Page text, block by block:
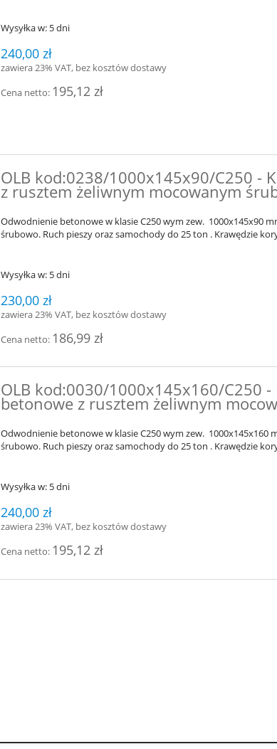
962,00 zł
do koszyka
Wysyłka w: 5 dni
240,00 zł
zawiera 23% VAT, bez kosztów dostawy
Cena netto: 195,12 zł
OLB kod:0238/1000x145x90/C250 -
z rusztem żeliwnym mocowanym
Odwodnienie betonowew klasie C250 wym zew. 1000x145x90
śrubowo. Ruch pieszy oraz samochody do 25 ton . Krawędzie
Wysyłka w: 5 dni
230,00 zł
zawiera 23% VAT, bez kosztów dostawy
Cena netto: 186,99 zł
OLB kod:0030/1000x145x160/C250 -
betonowe z rusztem żeliwnym
Odwodnienie betonowew klasie C250 wym zew. 1000x145x160
śrubowo. Ruch pieszy oraz samochody do 25 ton . Krawędzie
Wysyłka w: 5 dni
240,00 zł
zawiera 23% VAT, bez kosztów dostawy
Cena netto: 195,12 zł